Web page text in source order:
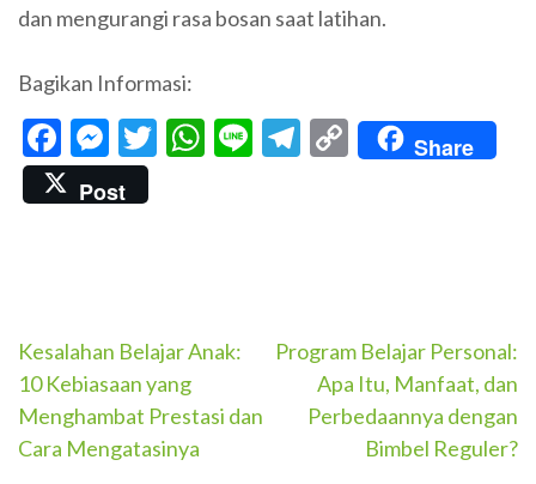
dan mengurangi rasa bosan saat latihan.
Bagikan Informasi:
Facebook
Messenger
Twitter
WhatsApp
LineTelegram
CopyShare
Post
Navigasi
pos
Kesalahan Belajar Anak:
10 Kebiasaan yang
Menghambat Prestasi dan
Cara Mengatasinya
Program Belajar Personal:
Apa Itu, Manfaat, dan
Perbedaannya dengan
Bimbel Reguler?